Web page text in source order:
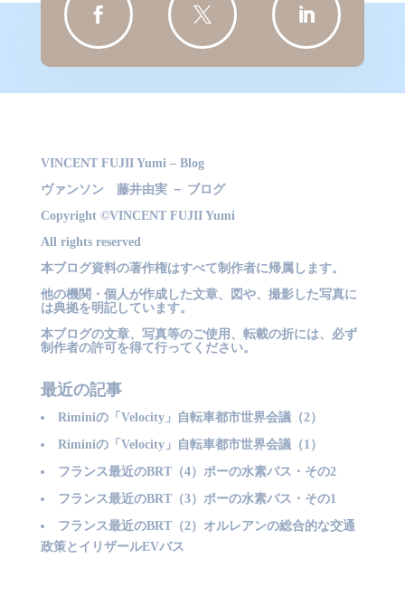
  
VINCENT FUJII Yumi – Blog
ヴァンソン 藤井由実 － ブログ
Copyright ©VINCENT FUJII Yumi
All rights reserved
本ブログ資料の著作権はすべて制作者に帰属します。
他の機関・個人が作成した文章、図や、撮影した写真に
は典拠を明記しています。
本ブログの文章、写真等のご使用、転載の折には、必ず
制作者の許可を得て行ってください。
最近の記事
Riminiの「Velocity」自転車都市世界会議（2）
Riminiの「Velocity」自転車都市世界会議（1）
フランス最近のBRT（4）ポーの水素バス・その2
フランス最近のBRT（3）ポーの水素バス・その1
フランス最近のBRT（2）オルレアンの総合的な交通
政策とイリザールEVバス